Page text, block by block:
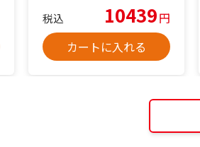
税込 10439円
カートに入れる